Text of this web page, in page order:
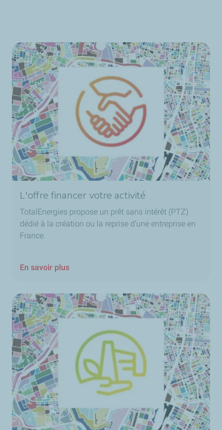
L'offre financer votre activité
TotalEnergies propose un prêt sans intérêt (PTZ)
dédié à la création ou la reprise d’une entreprise en
France.
En savoir plus